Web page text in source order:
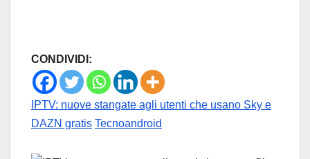
CONDIVIDI:
IPTV: nuove stangate agli utenti che usano Sky e
DAZN gratis Tecnoandroid